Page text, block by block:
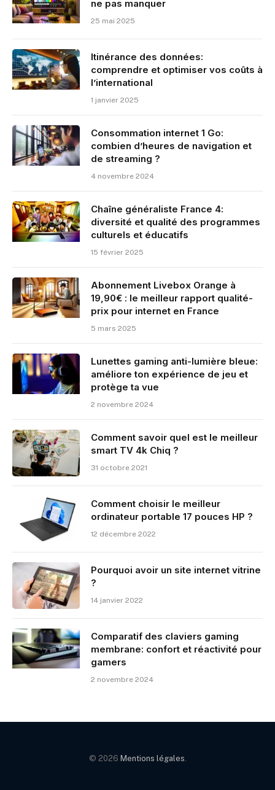
ne pas manquer
25 mai 2025
Itinérance des données:
comprendre et optimiser vos coûts à
l’international
1 janvier 2025
Consommation internet 1 Go:
combien d’heures de navigation et
de streaming ?
4 novembre 2024
Chaîne généraliste France 4:
diversité et qualité des programmes
culturels et éducatifs
15 février 2025
Abonnement Livebox Orange à
19,90€ : le meilleur rapport qualité-
prix pour internet en France
5 mars 2025
Lunettes gaming anti-lumière bleue:
améliore ton expérience de jeu et
protège ta vue
2 novembre 2024
Comment savoir quel est le meilleur
smart TV 4k Chiq ?
31 octobre 2021
Comment choisir le meilleur
ordinateur portable 17 pouces HP ?
12 décembre 2022
Pourquoi avoir un site internet vitrine
?
14 janvier 2022
Comparatif des claviers gaming
membrane: confort et réactivité pour
gamers
2 novembre 2024
© 2026 Mentions légales.